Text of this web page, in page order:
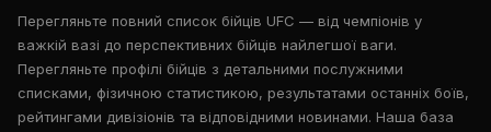
Перегляньте повний список бійців UFC — від чемпіонів у
важкій вазі до перспективних бійців найлегшої ваги.
Перегляньте профілі бійців з детальними послужними
списками, фізичною статистикою, результатами останніх боїв,
рейтингами дивізіонів та відповідними новинами. Наша база